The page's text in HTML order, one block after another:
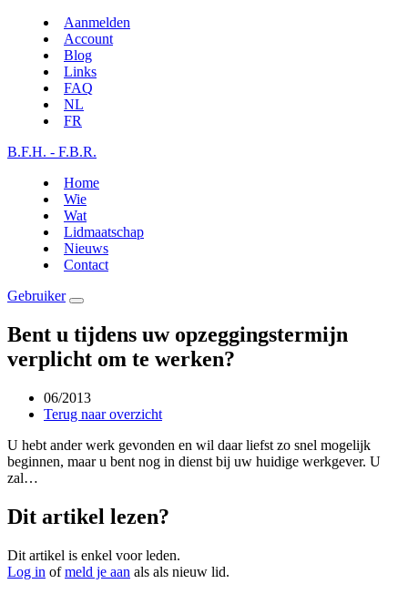
Aanmelden
Account
Blog
Links
FAQ
NL
FR
B.F.H. - F.B.R.
Home
Wie
Wat
Lidmaatschap
Nieuws
Contact
Gebruiker
Bent u tijdens uw opzeggingstermijn
verplicht om te werken?
06/2013
Terug naar overzicht
U hebt ander werk gevonden en wil daar liefst zo snel mogelijk
beginnen, maar u bent nog in dienst bij uw huidige werkgever. U
zal…
Dit artikel lezen?
Dit artikel is enkel voor leden.
Log in ofmeld je aan als als nieuw lid.